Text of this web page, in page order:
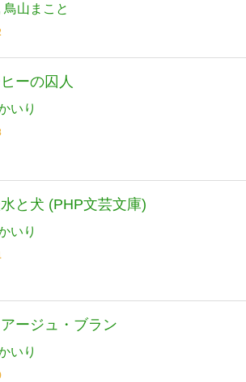
鳥山まこと
ーの囚人
いり
と犬 (PHP文芸文庫)
いり
ージュ・ブラン
いり